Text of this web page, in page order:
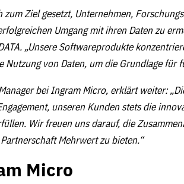
zum Ziel gesetzt, Unternehmen,
Umgang mit ihren Daten zu
„Unsere Softwareprodukte
Nutzung von Daten, um die Grundlage für
bei Ingram Micro, erklärt weiter:
unseren Kunden stets die
Wir freuen uns darauf, die
Mehrwert zu bieten.“
Micro